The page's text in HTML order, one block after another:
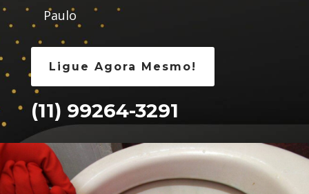
Paulo
Ligue Agora Mesmo!
(11) 99264-3291